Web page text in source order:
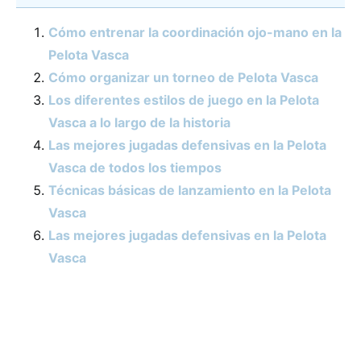
Cómo entrenar la coordinación ojo-mano en la
Pelota Vasca
Cómo organizar un torneo de Pelota Vasca
Los diferentes estilos de juego en la Pelota
Vasca a lo largo de la historia
Las mejores jugadas defensivas en la Pelota
Vasca de todos los tiempos
Técnicas básicas de lanzamiento en la Pelota
Vasca
Las mejores jugadas defensivas en la Pelota
Vasca